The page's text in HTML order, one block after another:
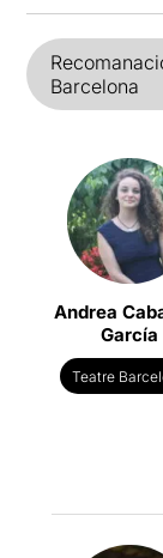
Barcelona
Andrea
García
Teatre